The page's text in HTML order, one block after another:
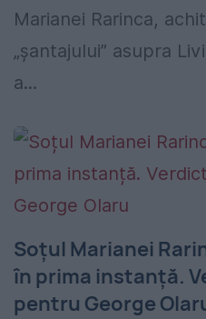
Marianei Rarinca,
„șantajului” asupra
a...
Soțul Marianei
în prima instanță.
pentru George